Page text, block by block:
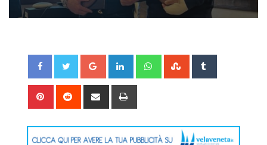
Google+ LinkedIn WhatsappStumbleUpon
Pinterest Reddit
Share